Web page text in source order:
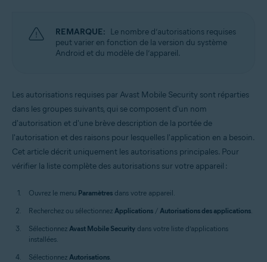
REMARQUE: Le nombre d’autorisations requises
peut varier en fonction de la version du système
Android et du modèle de l’appareil.
Les autorisations requises par Avast Mobile Security sont réparties
dans les groupes suivants, qui se composent d'un nom
d'autorisation et d'une brève description de la portée de
l'autorisation et des raisons pour lesquelles l'application en a besoin.
Cet article décrit uniquement les autorisations principales. Pour
vérifier la liste complète des autorisations sur votre appareil :
Ouvrez le menu Paramètres dans votre appareil.
Recherchez ou sélectionnez Applications / Autorisations des applications.
Sélectionnez Avast Mobile Security dans votre liste d’applications
installées.
Sélectionnez Autorisations.